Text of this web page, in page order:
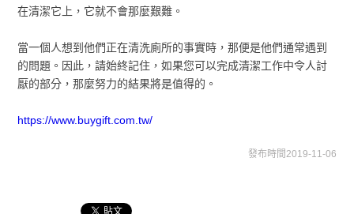
在清潔它上，它就不會那麼艱難。
當一個人想到他們正在清洗廁所的事實時，那便是他們通常遇到
的問題。因此，請始終記住，如果您可以完成清潔工作中令人討
厭的部分，那麼努力的結果將是值得的。
https://www.buygift.com.tw/
發布時間2019-11-06